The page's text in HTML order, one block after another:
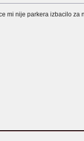
mi nije parkera izbacilo za